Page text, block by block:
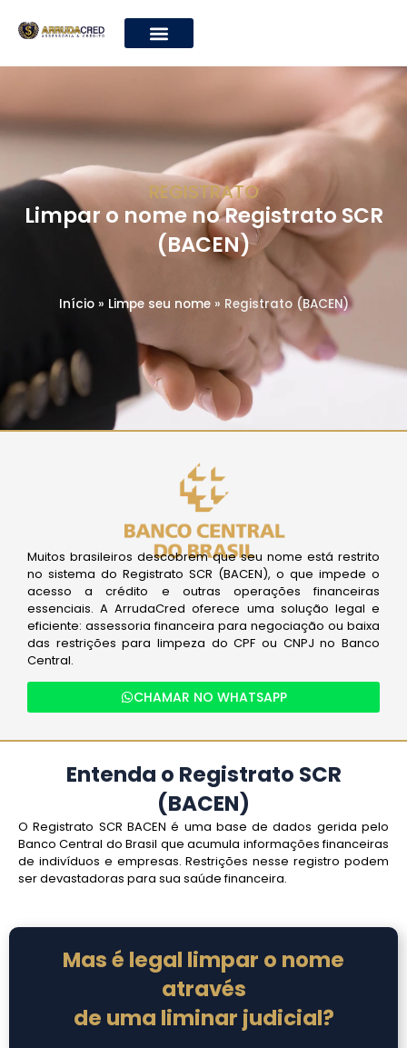
REGISTRATO
Limpar o nome no Registrato SCR
(BACEN)
Início» Limpe seu nome» Registrato (BACEN)
Muitos brasileiros descobrem que seu nome está restrito
no sistema do Registrato SCR (BACEN), o que impede o
acesso a crédito e outras operações financeiras
essenciais. A ArrudaCred oferece uma solução legal e
eficiente: assessoria financeira para negociação ou baixa
das restrições para limpeza do CPF ou CNPJ no Banco
Central.
CHAMAR NO WHATSAPP
Entenda o Registrato SCR
(BACEN)
O Registrato SCR BACEN é uma base de dados gerida pelo
Banco Central do Brasil que acumula informações financeiras
de indivíduos e empresas. Restrições nesse registro podem
ser devastadoras para sua saúde financeira.
Mas é legal limpar o nome
através
de uma liminar judicial?